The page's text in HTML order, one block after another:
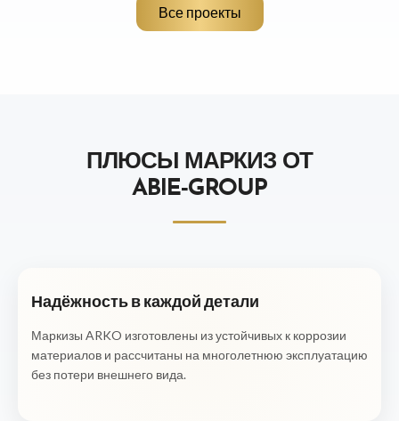
Все проекты
ПЛЮСЫ МАРКИЗ ОТ
ABIE‑GROUP
Надёжность в каждой детали
Маркизы ARKO изготовлены из устойчивых к коррозии
материалов и рассчитаны на многолетнюю эксплуатацию
без потери внешнего вида.